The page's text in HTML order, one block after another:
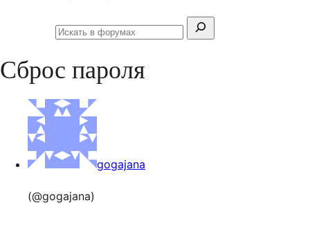
Поиск:
Искать
Сброс пароля
gogajana
(@gogajana)